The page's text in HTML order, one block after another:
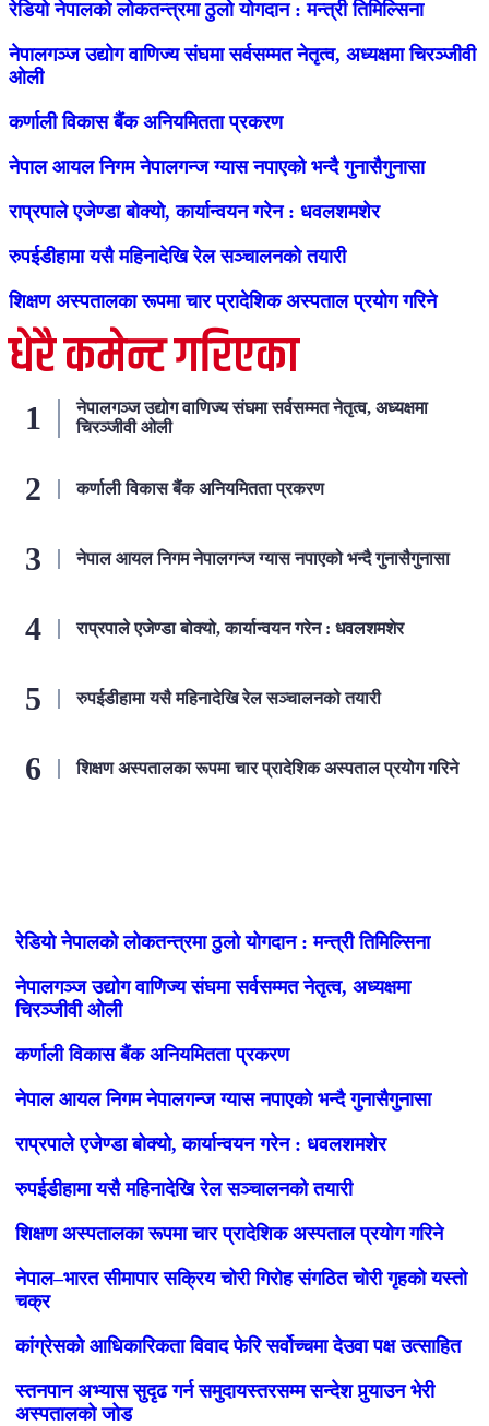
रेडियो नेपालको लोकतन्त्रमा ठुलो योगदान : मन्त्री तिमिल्सिना
नेपालगञ्ज उद्योग वाणिज्य संघमा सर्वसम्मत नेतृत्व, अध्यक्षमा चिरञ्जीवी
ओली
कर्णाली विकास बैंक अनियमितता प्रकरण
नेपाल आयल निगम नेपालगन्ज ग्यास नपाएको भन्दै गुनासैगुनासा
राप्रपाले एजेण्डा बोक्यो, कार्यान्वयन गरेन : धवलशमशेर
रुपईडीहामा यसै महिनादेखि रेल सञ्चालनको तयारी
शिक्षण अस्पतालका रूपमा चार प्रादेशिक अस्पताल प्रयोग गरिने
धेरै कमेन्ट गरिएका
नेपालगञ्ज उद्योग वाणिज्य संघमा सर्वसम्मत नेतृत्व, अध्यक्षमा
चिरञ्जीवी ओली
कर्णाली विकास बैंक अनियमितता प्रकरण
नेपाल आयल निगम नेपालगन्ज ग्यास नपाएको भन्दै गुनासैगुनासा
राप्रपाले एजेण्डा बोक्यो, कार्यान्वयन गरेन : धवलशमशेर
रुपईडीहामा यसै महिनादेखि रेल सञ्चालनको तयारी
शिक्षण अस्पतालका रूपमा चार प्रादेशिक अस्पताल प्रयोग गरिने
रेडियो नेपालको लोकतन्त्रमा ठुलो योगदान : मन्त्री तिमिल्सिना
नेपालगञ्ज उद्योग वाणिज्य संघमा सर्वसम्मत नेतृत्व, अध्यक्षमा
चिरञ्जीवी ओली
कर्णाली विकास बैंक अनियमितता प्रकरण
नेपाल आयल निगम नेपालगन्ज ग्यास नपाएको भन्दै गुनासैगुनासा
राप्रपाले एजेण्डा बोक्यो, कार्यान्वयन गरेन : धवलशमशेर
रुपईडीहामा यसै महिनादेखि रेल सञ्चालनको तयारी
शिक्षण अस्पतालका रूपमा चार प्रादेशिक अस्पताल प्रयोग गरिने
नेपाल–भारत सीमापार सक्रिय चोरी गिरोह संगठित चोरी गृहको यस्तो
चक्र
कांग्रेसको आधिकारिकता विवाद फेरि सर्वोच्चमा देउवा पक्ष उत्साहित
स्तनपान अभ्यास सुदृढ गर्न समुदायस्तरसम्म सन्देश पुर्‍याउन भेरी
अस्पतालको जोड